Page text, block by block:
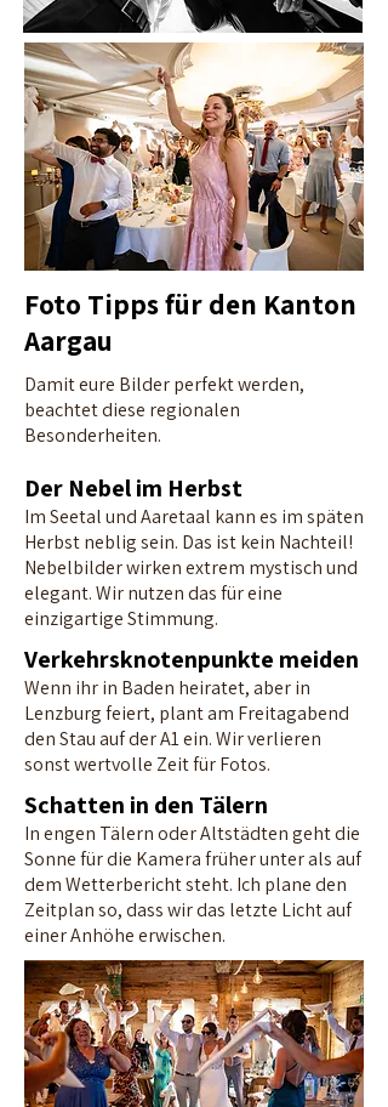
Foto Tipps für den Kanton
Aargau
Damit eure Bilder perfekt werden,
beachtet diese regionalen
Besonderheiten.
Der Nebel im Herbst
Im Seetal und Aaretaal kann es im späten
Herbst neblig sein. Das ist kein Nachteil!
Nebelbilder wirken extrem mystisch und
elegant. Wir nutzen das für eine
einzigartige Stimmung.
Verkehrsknotenpunkte meiden
Wenn ihr in Baden heiratet, aber in
Lenzburg feiert, plant am Freitagabend
den Stau auf der A1 ein. Wir verlieren
sonst wertvolle Zeit für Fotos.
Schatten in den Tälern
In engen Tälern oder Altstädten geht die
Sonne für die Kamera früher unter als auf
dem Wetterbericht steht. Ich plane den
Zeitplan so, dass wir das letzte Licht auf
einer Anhöhe erwischen.